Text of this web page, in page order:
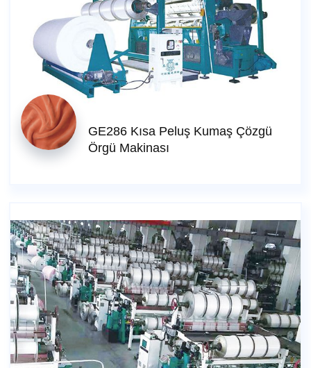
GE286 Kısa Peluş Kumaş Çözgü
Örgü Makinası